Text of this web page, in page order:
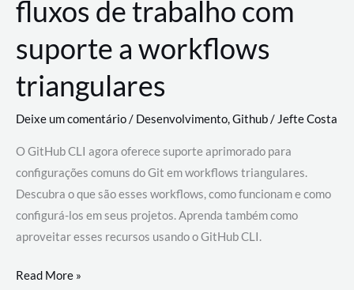
fluxos de trabalho com
suporte a workflows
triangulares
Deixe um comentário/ Desenvolvimento,Github/ Jefte Costa
O GitHub CLI agora oferece suporte aprimorado para
configurações comuns do Git em workflows triangulares.
Descubra o que são esses workflows, como funcionam e como
configurá-los em seus projetos. Aprenda também como
aproveitar esses recursos usando o GitHub CLI.
GitHub
Read More »